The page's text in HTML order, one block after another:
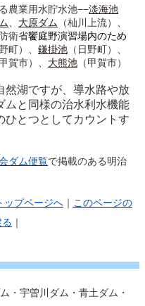
農業用水貯水池−−淡海池
大原ダム （杣川上流）、
防衛省饗庭野演習場内のため
町）、 鎌掛池 （日野町）、
甲賀市）、 大熊池 （甲賀市）
然湖ですが、導水路や放
ムと同様の治水利水機能
ひとつとしてカウントす
ダム便覧で掲載のある明治
ップページへ｜ このページの
る ｜
・宇曽川ダム・青土ダム・